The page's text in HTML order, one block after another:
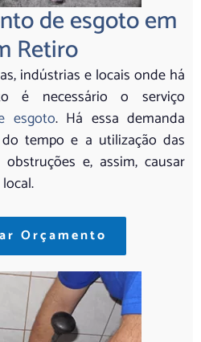
de esgoto em
Retiro
indústrias e locais onde há
é necessário o serviço
esgoto. Há essa demanda
tempo e a utilização das
e, assim, causar
Orçamento